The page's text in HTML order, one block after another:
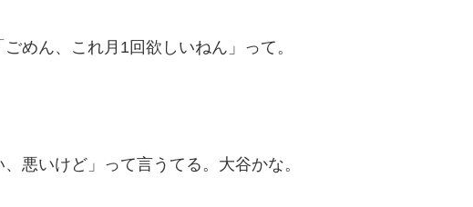
ごめん、これ月1回欲しいねん」って。
、悪いけど」って言うてる。大谷かな。